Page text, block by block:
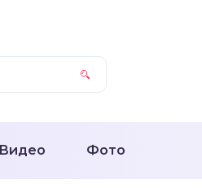
Видео Фото